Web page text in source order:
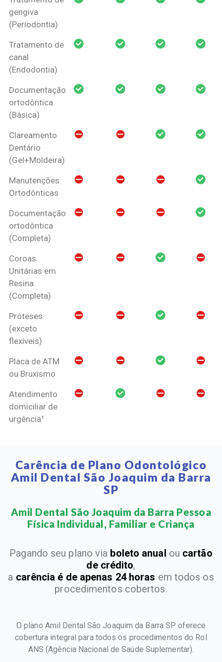
gengiva
(Periodontia)
Tratamento de
canal
(Endodontia)
Documentação
ortodôntica
(Básica)
Clareamento
Dentário
(Gel+Moldeira)
Manutenções
Ortodônticas
Documentação
ortodôntica
(Completa)
Coroas
Unitárias em
Resina
(Completa)
Próteses
(exceto
flexíveis)
Placa de ATM
ou Bruxismo
Atendimento
domiciliar de
urgência¹
Carência de Plano Odontológico
Amil Dental São Joaquim da Barra
SP
Amil Dental São Joaquim da Barra Pessoa
Física Individual, Familiar e Criança​
Pagando seu plano via boleto anual ou cartão
de crédito,
a carência é de apenas 24 horas em todos os
procedimentos cobertos.
O plano Amil Dental São Joaquim da Barra SP oferece
cobertura integral para todos os procedimentos do Rol
ANS(Agência Nacional de Saúde Suplementar).